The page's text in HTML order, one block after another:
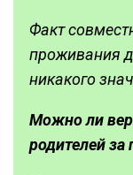
Факт
проживания
никакого
Можно ли
родителей